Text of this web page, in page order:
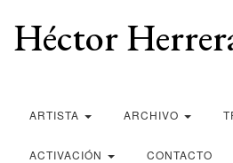
Héctor
ARTISTA ARCHIVO
ACTIVACIÓN CONTACTO